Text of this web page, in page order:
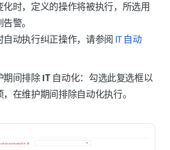
化时，定义的操作将被执行，所选用
警。
自动执行纠正操作，请参阅 IT 自动
间排除 IT 自动化： 勾选此复选框以
在维护期间排除自动化执行。